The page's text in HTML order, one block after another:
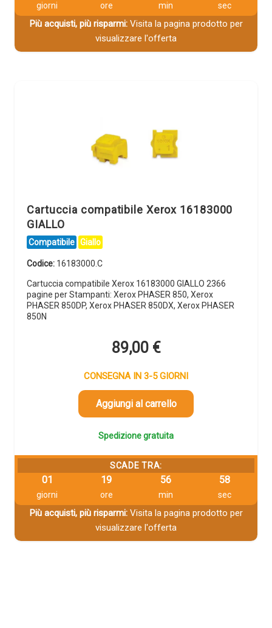
giorni ore min sec
Più acquisti, più risparmi:Visita la pagina prodotto per
visualizzare l'offerta
Cartuccia compatibile Xerox 16183000
GIALLO
Compatibile Giallo
Codice: 16183000.C
Cartuccia compatibile Xerox 16183000 GIALLO 2366
pagine per Stampanti: Xerox PHASER 850, Xerox
PHASER 850DP, Xerox PHASER 850DX, Xerox PHASER
850N
89,00 €
CONSEGNA IN 3-5 GIORNI
Aggiungi al carrello
Spedizione gratuita
SCADE TRA:
01
giorni
19
ore
56
min
58
sec
Più acquisti, più risparmi:Visita la pagina prodotto per
visualizzare l'offerta